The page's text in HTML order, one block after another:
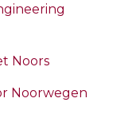
Noors
Noorwegen